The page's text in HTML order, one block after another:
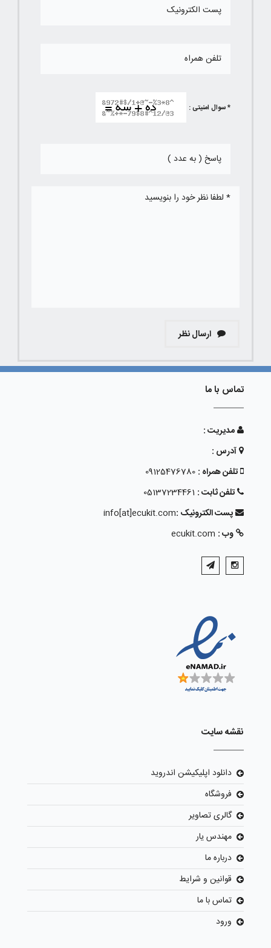
* سوال امنیتی :
ارسال نظر
تماس با ما
مدیریت :
آدرس :
تلفن همراه : 09125476780
تلفن ثابت : 05137234461
پست الکترونیک :info[at]ecukit.com
وب : ecukit.com
نقشه سایت
دانلود اپلیکیشن اندروید
فروشگاه
گالری تصاویر
مهندس یار
درباره ما
قوانین و شرایط
تماس با ما
ورود